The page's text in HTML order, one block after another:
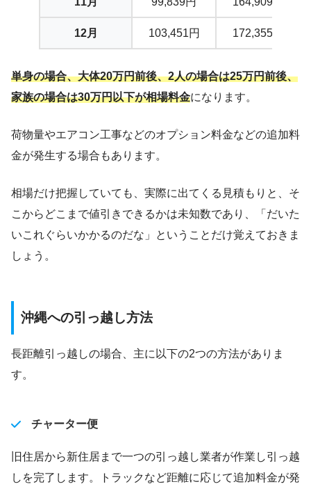
12月 103,451円 172,355円
単身の場合、大体20万円前後、2人の場合は25万円前後、
家族の場合は30万円以下が相場料金になります。
荷物量やエアコン工事などのオプション料金などの追加料
金が発生する場合もあります。
相場だけ把握していても、実際に出てくる見積もりと、そ
こからどこまで値引きできるかは未知数であり、「だいた
いこれぐらいかかるのだな」ということだけ覚えておきま
しょう。
沖縄への引っ越し方法
長距離引っ越しの場合、主に以下の2つの方法がありま
す。
チャーター便
旧住居から新住居まで一つの引っ越し業者が作業し引っ越
しを完了します。トラックなど距離に応じて追加料金が発